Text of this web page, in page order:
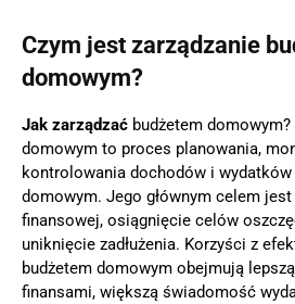
Czym jest zarządzanie
domowym?
Jak zarządzać budżetem
domowym to proces planowania,
kontrolowania dochodów i
domowym. Jego głównym celem
finansowej, osiągnięcie celów
uniknięcie zadłużenia. Korzyści z
budżetem domowym obejmują
finansami, większą świadomość